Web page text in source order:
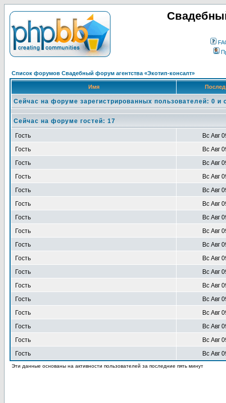
Список форумов Свадебный форум агентства «Экотип-консалт»
Имя
Сейчас на форуме зарегистрированных пользователей: 0 и
Сейчас на форуме гостей: 17
Гость
Вс Авг
Гость
Вс Авг
Гость
Вс Авг
Гость
Вс Авг
Гость
Вс Авг
Гость
Вс Авг
Гость
Вс Авг
Гость
Вс Авг
Гость
Вс Авг
Гость
Вс Авг
Гость
Вс Авг
Гость
Вс Авг
Гость
Вс Авг
Гость
Вс Авг
Гость
Вс Авг
Гость
Вс Авг
Гость
Вс Авг
Эти данные основаны на активности пользователей за последние пять минут